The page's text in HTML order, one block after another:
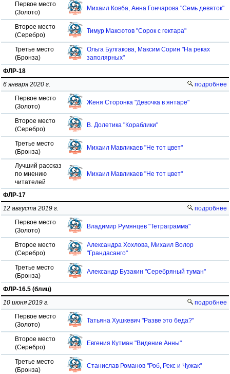
Первое место
(Золото)
Михаил Ковба, Анна Гончарова "Семь девяток"
Второе место
(Серебро)
Тимур Максютов "Сорок с гектара"
Третье место
(Бронза)
Ольга Булгакова, Максим Сорин "На реках
заполярных"
ФЛР-18
подробнее
6 января 2020 г.
Первое место
(Золото)
Женя Сторонка "Девочка в янтаре"
Второе место
(Серебро)
В. Долетика "Кораблики"
Третье место
(Бронза)
Михаил Мавликаев "Не тот цвет"
Лучший рассказ
по мнению
читателей
Михаил Мавликаев "Не тот цвет"
ФЛР-17
подробнее
12 августа 2019 г.
Первое место
(Золото)
Владимир Румянцев "Тетраграмма"
Второе место
(Серебро)
Александра Хохлова, Михаил Волор
"Грандасанго"
Третье место
(Бронза)
Александр Бузакин "Серебряный туман"
ФЛР-16.5 (блиц)
подробнее
10 июня 2019 г.
Первое место
(Золото)
Татьяна Хушкевич "Разве это беда?"
Второе место
(Серебро)
Евгения Кутман "Видение Анны"
Третье место
(Бронза)
Станислав Романов "Роб, Рекс и Чужак"